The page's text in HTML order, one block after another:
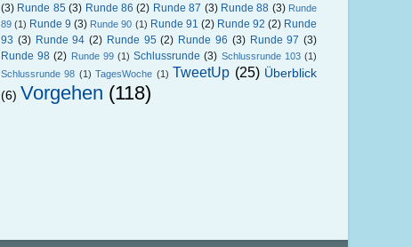
(3) Runde 85 (3) Runde 86 (2) Runde 87 (3) Runde 88 (3) Runde
89 (1) Runde 9 (3) Runde 90 (1) Runde 91 (2) Runde 92 (2) Runde
93 (3) Runde 94 (2) Runde 95 (2) Runde 96 (3) Runde 97 (3)
Runde 98 (2) Runde 99 (1) Schlussrunde (3) Schlussrunde 103 (1)
Schlussrunde 98 (1) TagesWoche (1) TweetUp (25) Überblick
(6) Vorgehen (118)